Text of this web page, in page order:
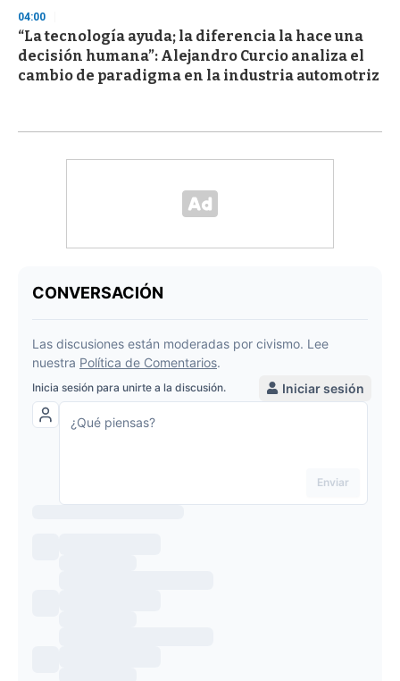
04:00
“La tecnología ayuda; la diferencia la hace una
decisión humana”: Alejandro Curcio analiza el
cambio de paradigma en la industria automotriz